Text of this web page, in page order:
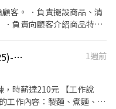
客。 ．負責擺設商品、清
．負責向顧客介紹商品特
及撰寫當日業務報表。
[日商 丸亀製麵] 大遠百板橋店(025)-長期兼職夥伴/廚助/工讀生/彈性排班
1週前
達210元 【工作說
工作內容：製麵、煮麵、製